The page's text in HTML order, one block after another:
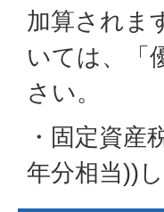
加算されま
いては、「
さい。
・固定資産
年分相当))し